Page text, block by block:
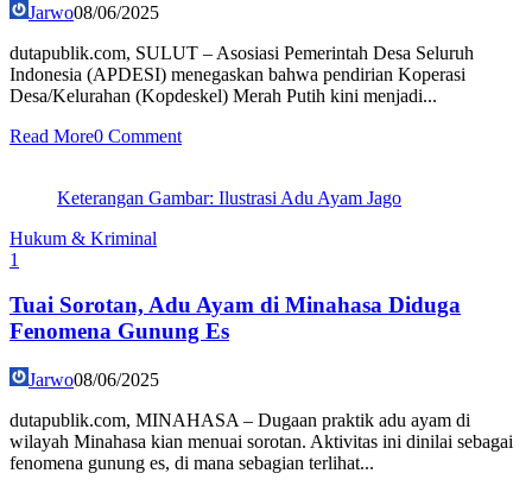
Jarwo08/06/2025
dutapublik.com, SULUT – Asosiasi Pemerintah Desa Seluruh
Indonesia (APDESI) menegaskan bahwa pendirian Koperasi
Desa/Kelurahan (Kopdeskel) Merah Putih kini menjadi...
Read More0 Comment
Keterangan Gambar: Ilustrasi Adu Ayam Jago
Hukum & Kriminal
1
Tuai Sorotan, Adu Ayam di Minahasa Diduga
Fenomena Gunung Es
Jarwo08/06/2025
dutapublik.com, MINAHASA – Dugaan praktik adu ayam di
wilayah Minahasa kian menuai sorotan. Aktivitas ini dinilai sebagai
fenomena gunung es, di mana sebagian terlihat...